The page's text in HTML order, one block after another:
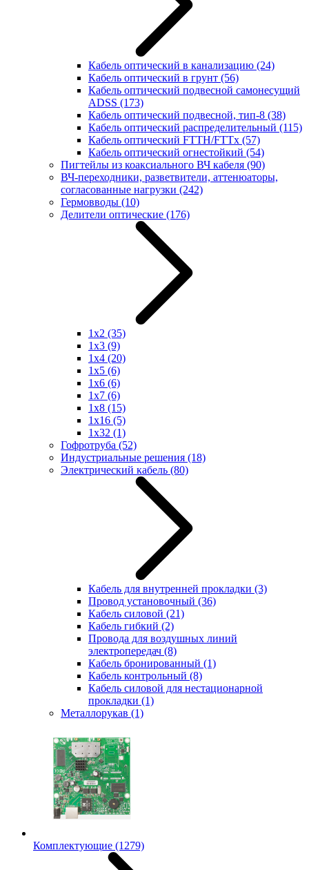
Кабель оптический в канализацию (24)
Кабель оптический в грунт (56)
Кабель оптический подвесной самонесущий
ADSS (173)
Кабель оптический подвесной, тип-8 (38)
Кабель оптический распределительный (115)
Кабель оптический FTTH/FTTx (57)
Кабель оптический огнестойкий (54)
Пигтейлы из коаксиального ВЧ кабеля (90)
ВЧ-переходники, разветвители, аттенюаторы,
согласованные нагрузки (242)
Гермовводы (10)
Делители оптические (176)
1x2 (35)
1x3 (9)
1x4 (20)
1x5 (6)
1x6 (6)
1x7 (6)
1x8 (15)
1x16 (5)
1x32 (1)
Гофротруба (52)
Индустриальные решения (18)
Электрический кабель (80)
Кабель для внутренней прокладки (3)
Провод установочный (36)
Кабель силовой (21)
Кабель гибкий (2)
Провода для воздушных линий
электропередач (8)
Кабель бронированный (1)
Кабель контрольный (8)
Кабель силовой для нестационарной
прокладки (1)
Металлорукав (1)
Комплектующие (1279)